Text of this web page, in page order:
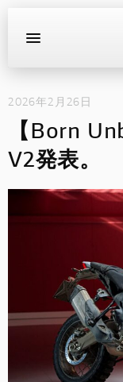
イベント
中古車
キャンペーン
新車
ニュース
スタッフブロ
2026年2月26日
【Born
V2発表。